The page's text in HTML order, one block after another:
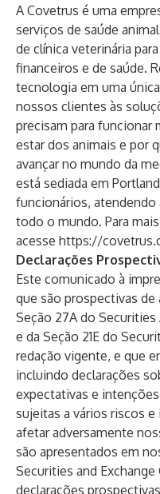
A Covetrus é uma
serviços de saúde
de clínica veterinária
financeiros e de saúde.
tecnologia em uma
nossos clientes às
precisam para funcionar
estar dos animais e por
avançar no mundo da
está sediada em
funcionários, atendendo
todo o mundo. Para
acesse https://
Declarações
Este comunicado à
que são prospectivas
Seção 27A do Securities
e da Seção 21E do
redação vigente, e que
incluindo declarações
expectativas e
sujeitas a vários riscos
afetar adversamente
são apresentados em
Securities and
declarações